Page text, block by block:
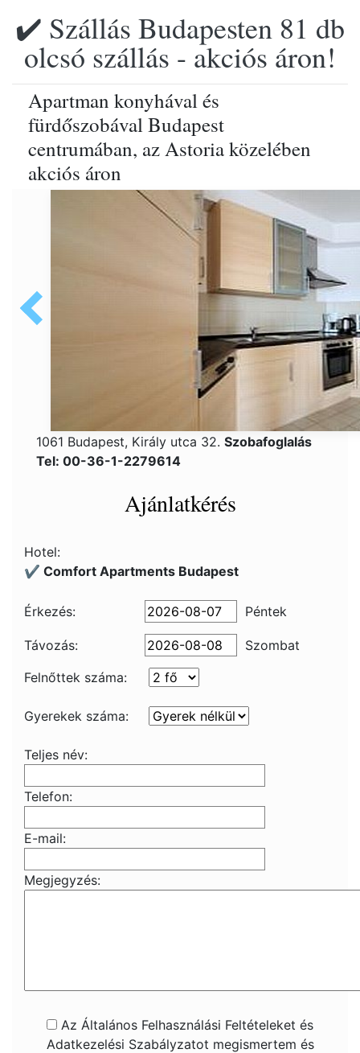
✔️ Szállás Budapesten 81 db
olcsó szállás - akciós áron!
Apartman konyhával és
fürdőszobával Budapest
centrumában, az Astoria közelében
akciós áron
1061 Budapest, Király utca 32. Szobafoglalás
Tel: 00-36-1-2279614
Ajánlatkérés
Hotel:
✔️ Comfort Apartments Budapest
Érkezés: Péntek
Távozás:
Szombat
Felnőttek száma:
Gyerekek száma:
Teljes név:
Telefon:
E-mail:
Megjegyzés:
Az Általános Felhasználási Feltételeket és
Adatkezelési Szabályzatot megismertem és